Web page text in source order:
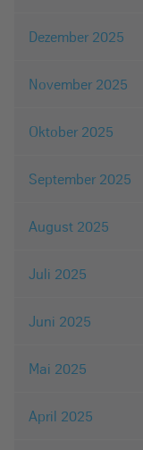
Dezember 2025
November 2025
Oktober 2025
September 2025
August 2025
Juli 2025
Juni 2025
Mai 2025
April 2025